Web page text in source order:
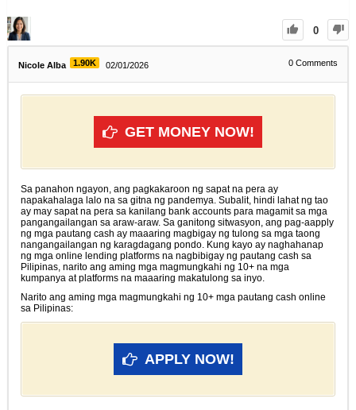
0
Nicole Alba 1.90K 02/01/2026 0 Comments
GET MONEY NOW!
Sa panahon ngayon, ang pagkakaroon ng sapat na pera ay
napakahalaga lalo na sa gitna ng pandemya. Subalit, hindi lahat ng tao
ay may sapat na pera sa kanilang bank accounts para magamit sa mga
pangangailangan sa araw-araw. Sa ganitong sitwasyon, ang pag-aapply
ng mga pautang cash ay maaaring magbigay ng tulong sa mga taong
nangangailangan ng karagdagang pondo. Kung kayo ay naghahanap
ng mga online lending platforms na nagbibigay ng pautang cash sa
Pilipinas, narito ang aming mga magmungkahi ng 10+ na mga
kumpanya at platforms na maaaring makatulong sa inyo.
Narito ang aming mga magmungkahi ng 10+ mga pautang cash online
sa Pilipinas:
APPLY NOW!